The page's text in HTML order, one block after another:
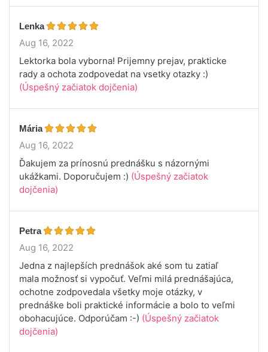
Lenka
Aug 16, 2022
Lektorka bola vyborna! Prijemny prejav, prakticke
rady a ochota zodpovedat na vsetky otazky :)
(Úspešný začiatok dojčenia)
Mária
Aug 16, 2022
Ďakujem za prínosnú prednášku s názornými
ukážkami. Doporučujem :) (Úspešný začiatok
dojčenia)
Petra
Aug 16, 2022
Jedna z najlepších prednášok aké som tu zatiaľ
mala možnosť si vypočuť. Veľmi milá prednášajúca,
ochotne zodpovedala všetky moje otázky, v
prednáške boli praktické informácie a bolo to veľmi
obohacujúce. Odporúčam :-) (Úspešný začiatok
dojčenia)